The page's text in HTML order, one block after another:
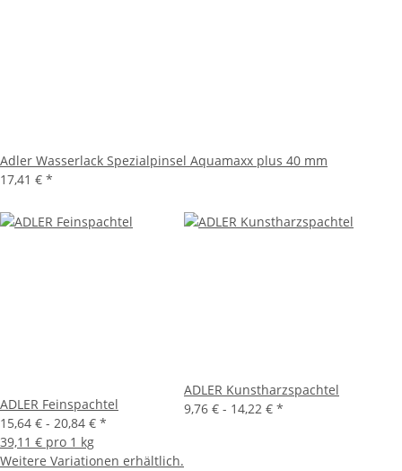
Adler Wasserlack Spezialpinsel Aquamaxx plus 40 mm
17,41 € *
ADLER Feinspachtel
15,64 € - 20,84 € *
39,11 € pro 1 kg
Weitere Variationen erhältlich.
ADLER Kunstharzspachtel
9,76 € - 14,22 € *